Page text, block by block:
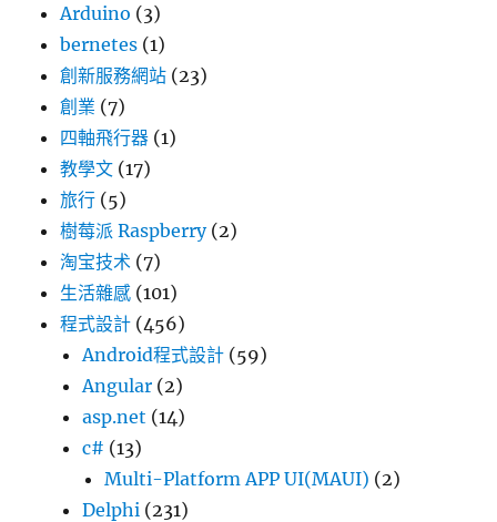
Arduino (3)
bernetes (1)
創新服務網站 (23)
創業 (7)
四軸飛行器 (1)
教學文 (17)
旅行 (5)
樹莓派 Raspberry(2)
淘宝技术 (7)
生活雜感 (101)
程式設計 (456)
Android程式設計 (59)
Angular (2)
asp.net (14)
c# (13)
Multi-Platform APP UI(MAUI) (2)
Delphi (231)